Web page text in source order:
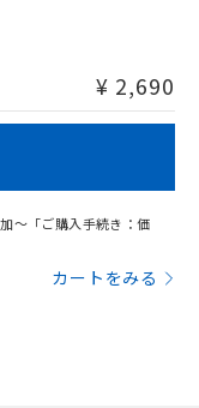
ります。
¥ 2,690
～「ご購入手続き：価
カートをみる